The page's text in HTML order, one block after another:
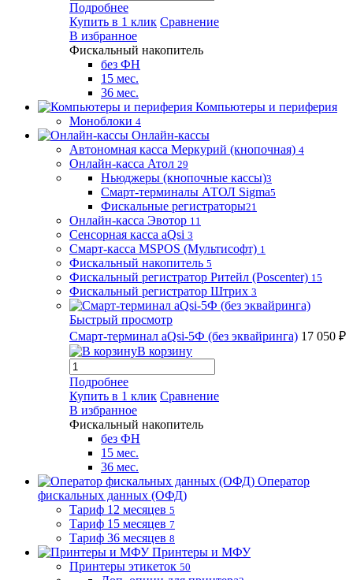
Подробнее
Купить в 1 клик Сравнение
В избранное
Фискальный накопитель
без ФН
15 мес.
36 мес.
Компьютеры и периферия
Моноблоки 4
Онлайн-кассы
Автономная касса Меркурий (кнопочная) 4
Онлайн-касса Атол 29
Ньюджеры (кнопочные кассы)3
Смарт-терминалы АТОЛ Sigma5
Фискальные регистраторы21
Онлайн-касса Эвотор 11
Сенсорная касса aQsi 3
Смарт-касса MSPOS (Мультисофт) 1
Фискальный накопитель 5
Фискальный регистратор Ритейл (Poscenter) 15
Фискальный регистратор Штрих 3
Быстрый просмотр
Смарт-терминал aQsi-5Ф (без эквайринга) 17 050 ₽
В корзину
Подробнее
Купить в 1 клик Сравнение
В избранное
Фискальный накопитель
без ФН
15 мес.
36 мес.
Оператор
фискальных данных (ОФД)
Тариф 12 месяцев 5
Тариф 15 месяцев 7
Тариф 36 месяцев 8
Принтеры и МФУ
Принтеры этикеток 50